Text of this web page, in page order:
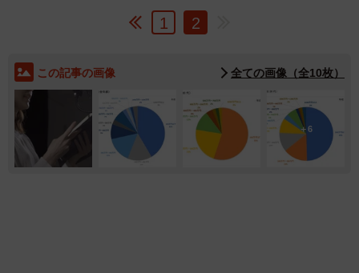
1 2
この記事の画像 全ての画像（全10枚）
6